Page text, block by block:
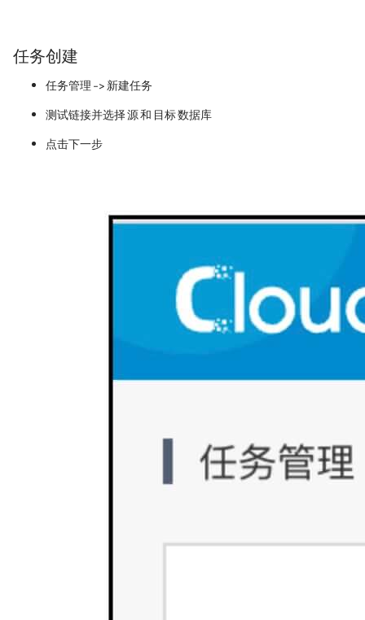
任务创建
任务管理 -> 新建任务
测试链接并选择 源 和 目标 数据库
点击下一步